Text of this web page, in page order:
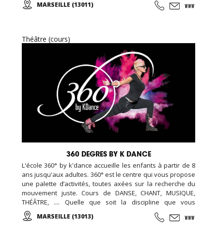
d'essai offert !
MARSEILLE (13011)
Théâtre (cours)
360 DEGRES BY K DANCE
L'école 360° by k'dance accueille les enfants à partir de 8
ans jusqu'aux adultes. 360° est le centre qui vous propose
une palette d’activités, toutes axées sur la recherche du
mouvement juste. Cours de DANSE, CHANT, MUSIQUE,
THÉÂTRE, .... Quelle que soit la discipline que vous
choisirez, préparez-vous à vivre une expérience à travers
un épanouissement total du corps et de l’esprit! À très
MARSEILLE (13013)